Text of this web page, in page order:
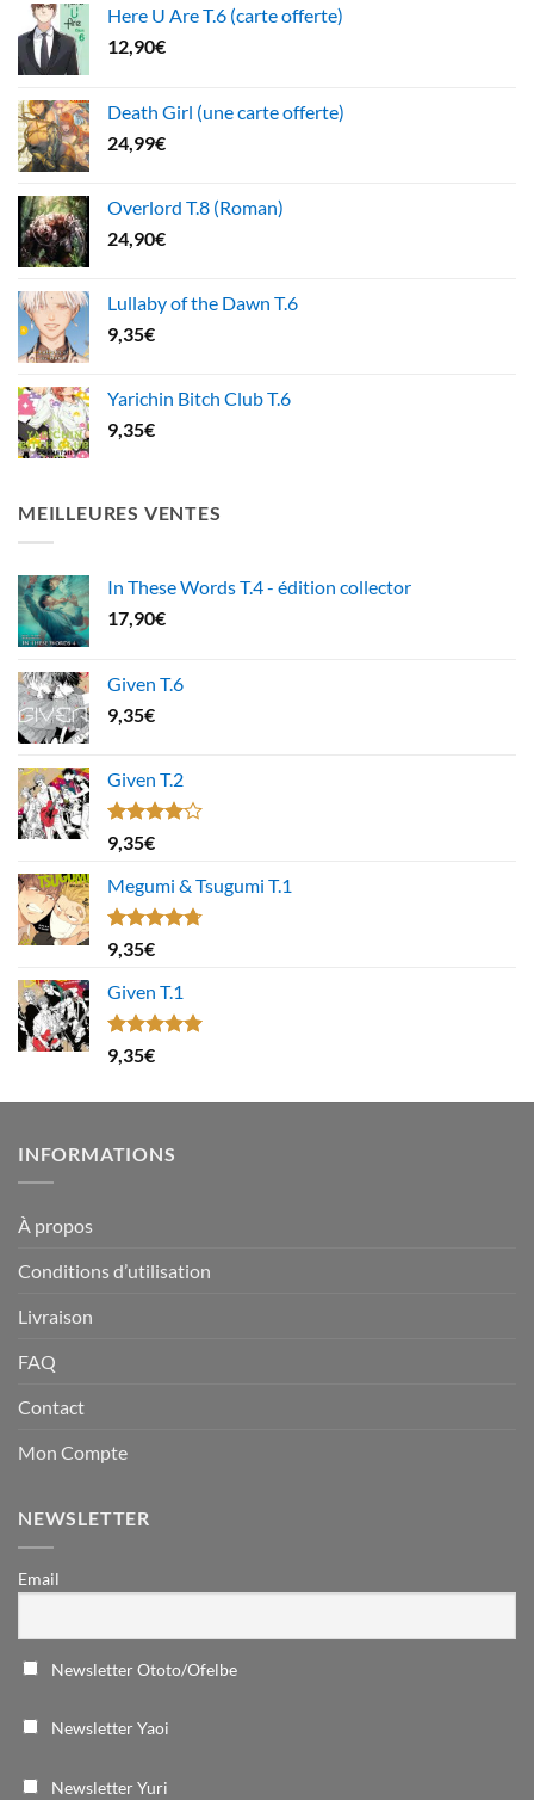
Here U Are T.6 (carte offerte)
12,90€
Death Girl (une carte offerte)
24,99€
Overlord T.8 (Roman)
24,90€
Lullaby of the Dawn T.6
9,35€
Yarichin Bitch Club T.6
9,35€
MEILLEURES VENTES
In These Words T.4 - édition collector
17,90€
Given T.6
9,35€
Given T.2
Note
4.00
5
9,35€
Megumi & Tsugumi T.1
Note4.67
sur 5
9,35€
Given T.1
Note5.00
sur 5
9,35€
INFORMATIONS
À propos
Conditions d’utilisation
Livraison
FAQ
Contact
Mon Compte
NEWSLETTER
Email
Newsletter Ototo/Ofelbe
Newsletter Yaoi
Newsletter Yuri